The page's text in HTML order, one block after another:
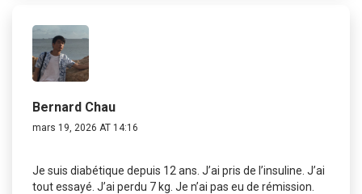
Bernard Chau
mars 19, 2026 AT 14:16
Je suis diabétique depuis 12 ans. J’ai pris de l’insuline. J’ai
tout essayé. J’ai perdu 7 kg. Je n’ai pas eu de rémission.